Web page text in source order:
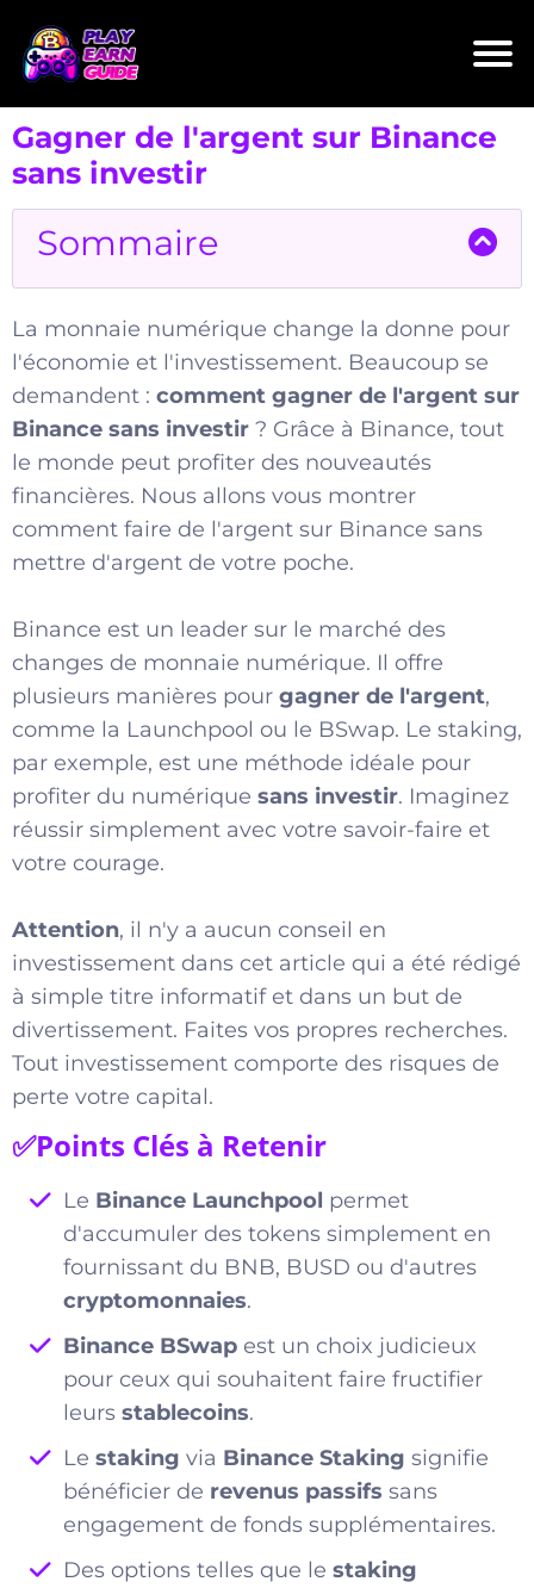
Gagner de l'argent sur Binance
sans investir
Sommaire
La monnaie numérique change la donne pour
l'économie et l'investissement. Beaucoup se
demandent : comment gagner de l'argent sur
Binance sans investir ? Grâce à Binance, tout
le monde peut profiter des nouveautés
financières. Nous allons vous montrer
comment faire de l'argent sur Binance sans
mettre d'argent de votre poche.
Binance est un leader sur le marché des
changes de monnaie numérique. Il offre
plusieurs manières pour gagner de l'argent,
comme la Launchpool ou le BSwap. Le staking,
par exemple, est une méthode idéale pour
profiter du numérique sans investir. Imaginez
réussir simplement avec votre savoir-faire et
votre courage.
Attention, il n'y a aucun conseil en
investissement dans cet article qui a été rédigé
à simple titre informatif et dans un but de
divertissement. Faites vos propres recherches.
Tout investissement comporte des risques de
perte votre capital.
✅Points Clés à Retenir
Le Binance Launchpool permet
d'accumuler des tokens simplement en
fournissant du BNB, BUSD ou d'autres
cryptomonnaies.
Binance BSwap est un choix judicieux
pour ceux qui souhaitent faire fructifier
leurs stablecoins.
Le staking via Binance Staking signifie
bénéficier de revenus passifs sans
engagement de fonds supplémentaires.
Des options telles que le staking